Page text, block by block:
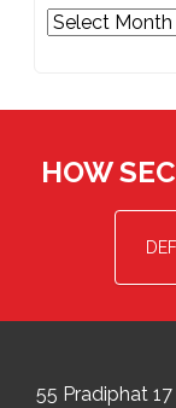
Archives
HOW
55 Pradiphat